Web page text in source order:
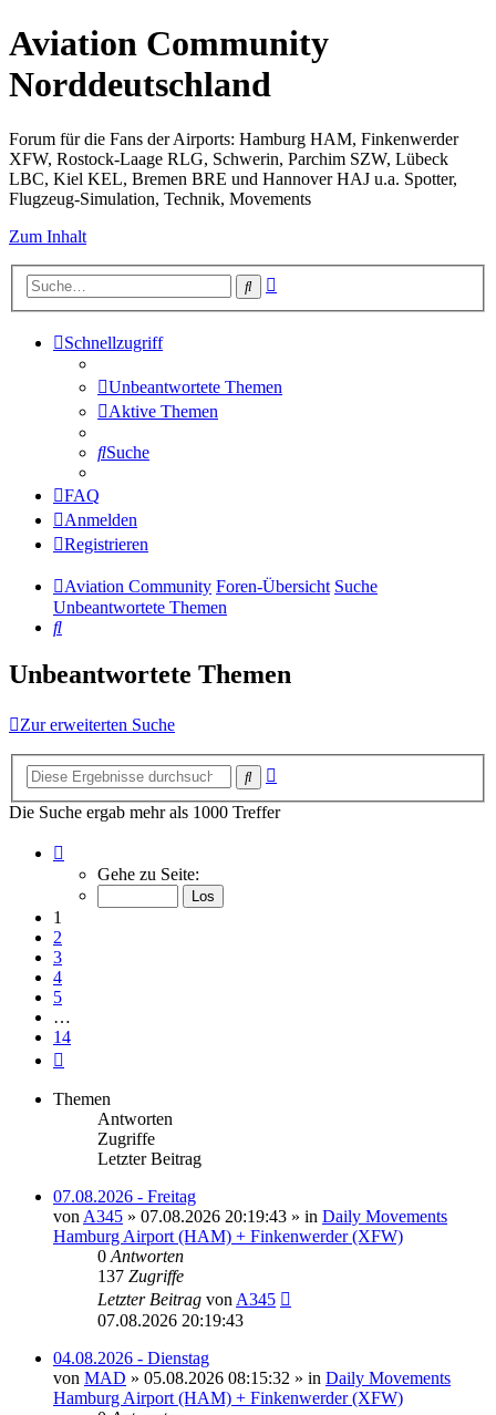
Aviation Community
Norddeutschland
Forum für die Fans der Airports: Hamburg HAM, Finkenwerder
XFW, Rostock-Laage RLG, Schwerin, Parchim SZW, Lübeck
LBC, Kiel KEL, Bremen BRE und Hannover HAJ u.a. Spotter,
Flugzeug-Simulation, Technik, Movements
Zum Inhalt
Suche
Schnellzugriff
Unbeantwortete Themen
Aktive Themen
Suche
FAQ
Anmelden
Registrieren
Aviation Community Foren-Übersicht Suche
Unbeantwortete Themen
Suche
Unbeantwortete Themen
Zur erweiterten Suche
Suche
Die Suche ergab mehr als 1000 Treffer
von
Gehe zu Seite:
1
2
3
4
5
…
14
Themen
Antworten
Zugriffe
Letzter Beitrag
07.08.2026 - Freitag
von A345 » 07.08.2026 20:19:43 » in Daily Movements
Hamburg Airport (HAM) + Finkenwerder (XFW)
0 Antworten
137 Zugriffe
Letzter Beitrag von A345
07.08.2026 20:19:43
04.08.2026 - Dienstag
von MAD » 05.08.2026 08:15:32 » in Daily Movements
Hamburg Airport (HAM) + Finkenwerder (XFW)